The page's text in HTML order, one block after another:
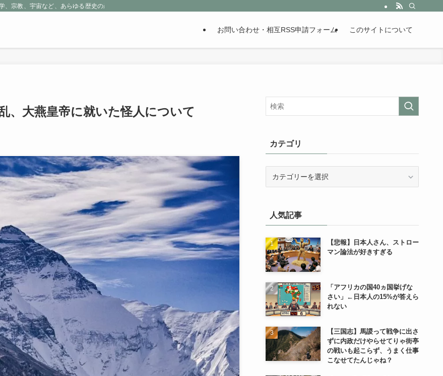
宗教、宇宙など、あらゆる歴史の産物に包まれる魅惑の世界を探求しよう。歴史が苦手な人も魅了するまとめサイトです。
お問い合わせ・相互RSS申請フォーム このサイトについて
、大燕皇帝に就いた怪人について
カテゴリ
人気記事
【悲報】日本人さん、ストロー
マン論法が好きすぎる
「アフリカの国40ヵ国挙げな
さい」←日本人の15%が答えら
れない
【三国志】馬謖って戦争に出さ
ずに内政だけやらせてりゃ街亭
の戦いも起こらず、うまく仕事
こなせてたんじゃね？